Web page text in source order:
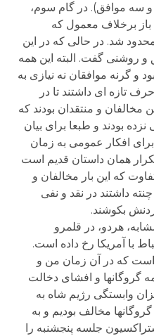
سه موافق). در گام سوم،
برخلاف معمول که
شد. در حالی که در این
روشنی گفت. البته این همه
و گرنه موافقان نه نیازی به
تازه ای داشتند تا در
مخالفان و منتقدان بودند که
بودند و طبعا برای بیان
برای افکار عمومی به زمان
همان داستان قدیم است
که این بار مخالفان و
داشتند در نقد و نفی
بکوشند.
هردو، در قلمرو
با آمریکا رخ داده است.
که در آن زمان من و
گروگانها و افشای دخالت
وابستگی رژیم شاه به
گروگانها مخالف بودیم و به
جلسه پنجشنبه را